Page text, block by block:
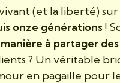
(et la liberté) sur
onze générations!
à partager
? Un véritable
en pagaille pour